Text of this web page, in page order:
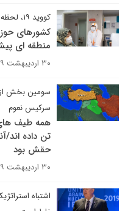
کووید ۱۹، لحظه تامل درباره مشکلات مشترک
کشورهای
منطقه ای
۳۰ اردیبهشت ۱۳۹۹
سومین بخش
سرکیس نعوم
همه طیف
تن داده اند/
حقش بود
۳۰ اردیبهشت ۱۳۹۹
اشتباه